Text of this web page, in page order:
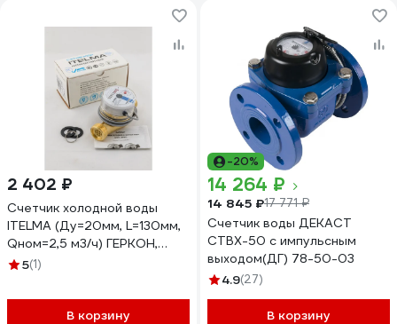
2 402 ₽
Счетчик холодной воды
ITELMA (Ду=20мм, L=130мм,
Qном=2,5 м3/ч) ГЕРКОН,
цена импульса 10л, IP54)без
IP54
5(1)
В корзину
-20%
14 264 ₽
14 845 ₽17 771 ₽
Счетчик воды ДЕКАСТ
СТВХ-50 с импульсным
выходом(ДГ) 78-50-03
4.9(27)
В корзину